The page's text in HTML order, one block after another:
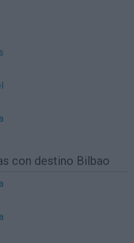
con destino Bilbao